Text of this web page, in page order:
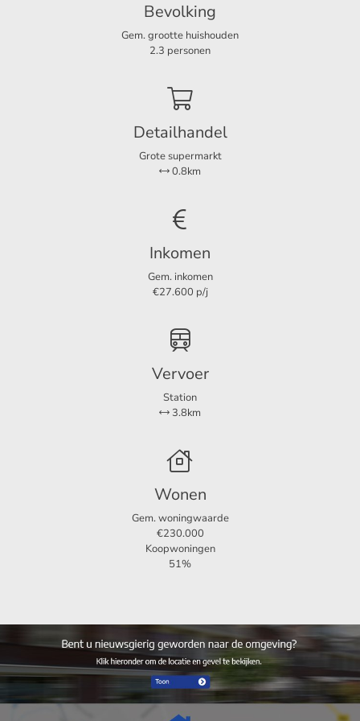
3
Bevolking
Gem. grootte huishouden
2.3 personen
Detailhandel
Grote supermarkt
0.8km
Inkomen
Gem. inkomen
€27.600 p/j
Vervoer
Station
3.8km
Wonen
Gem. woningwaarde
€230.000
Koopwoningen
51%